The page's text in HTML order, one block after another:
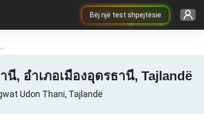
Bëj një test shpejtësie
, อำเภอเมืองอุดรธานี, Tajlandë
Udon Thani, Tajlandë